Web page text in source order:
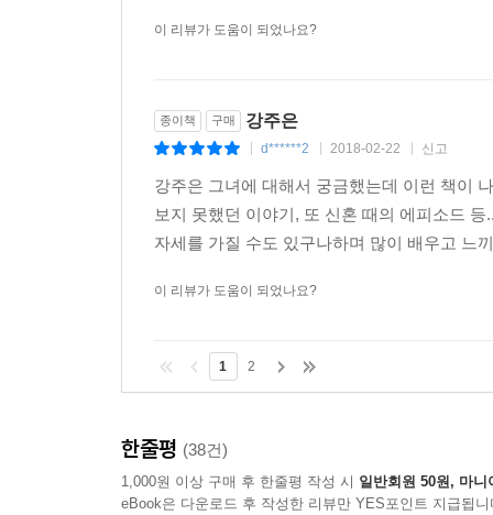
이 리뷰가 도움이 되었나요?
종이책 구매 강주은
d******2 2018-02-22 신고
강주은 그녀에 대해서 궁금했는데 이런 책이
보지 못했던 이야기, 또 신혼 때의 에피소드
자세를 가질 수도 있구나하며 많이 배우고 느
이 리뷰가 도움이 되었나요?
1 2
한줄평 (38건)
1,000원 이상 구매 후 한줄평 작성 시 일반회원 50원, 마니
eBook은 다운로드 후 작성한 리뷰만 YES포인트 지급됩니